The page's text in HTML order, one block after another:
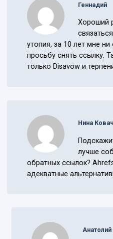
Геннадий
Хороший
утопия, за 10 лет мне
просьбу снять ссылку.
только Disavow и
Нина Ковач
лучше
обратных ссылок?
адекватные